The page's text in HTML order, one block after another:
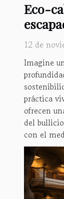
Eco-
12 de
Imagine
práctica
ofrecen
del
con el